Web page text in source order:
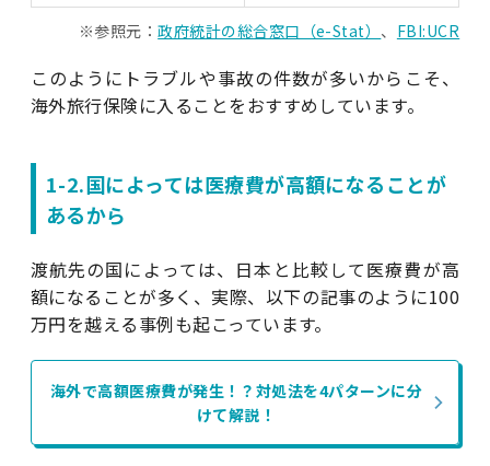
※参照元：政府統計の総合窓口（e-Stat） 、 FBI:UCR
このようにトラブルや事故の件数が多いからこそ、
海外旅行保険に入ることをおすすめしています。
1-2.国によっては医療費が高額になることが
あるから
渡航先の国によっては、日本と比較して医療費が高
額になることが多く、実際、以下の記事のように100
万円を越える事例も起こっています。
海外で高額医療費が発生！？対処法を4パターンに分
けて解説！